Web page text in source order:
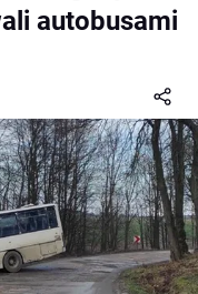
autobusami